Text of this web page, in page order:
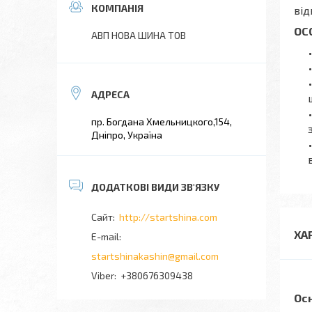
АВП НОВА ШИНА ТОВ
пр. Богдана Хмельницкого,154,
Дніпро, Україна
http://startshina.com
startshinakashin@gmail.com
+380676309438